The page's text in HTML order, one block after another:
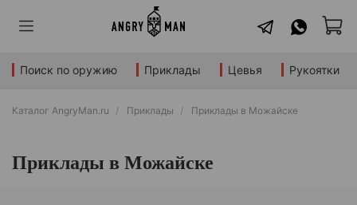
Поиск по оружию Приклады Цевья Рукоятки
Каталог AngryMan.ru Приклады Приклады в Можайске
Приклады в Можайске